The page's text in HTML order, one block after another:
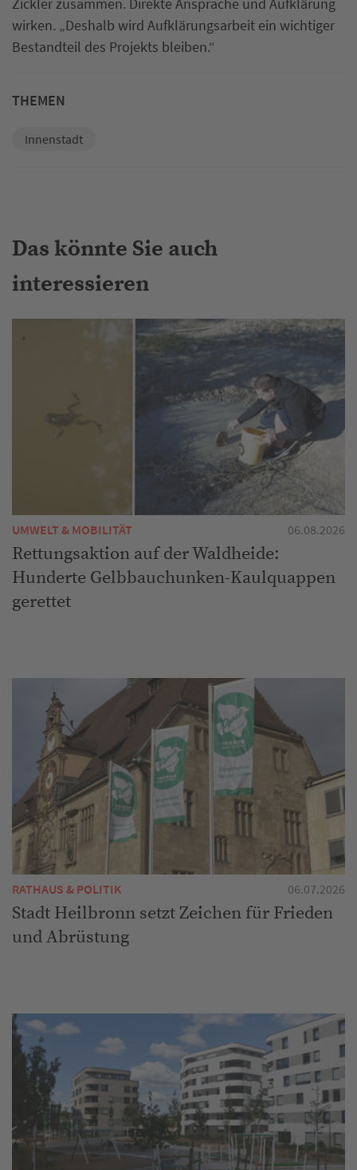
wirken. „Deshalb wird Aufklärungsarbeit ein wichtiger
Bestandteil des Projekts bleiben.“
THEMEN
Innenstadt
Das könnte Sie auch
interessieren
UMWELT & MOBILITÄT 06.08.2026
Rettungsaktion auf der Waldheide:
Hunderte Gelbbauchunken-Kaulquappen
gerettet
RATHAUS & POLITIK 06.07.2026
Stadt Heilbronn setzt Zeichen für Frieden
und Abrüstung